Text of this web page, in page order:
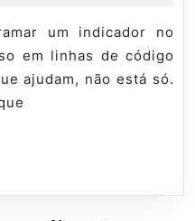
em
MQL5
tutorial
em linhas de código
ajudam, não está só.